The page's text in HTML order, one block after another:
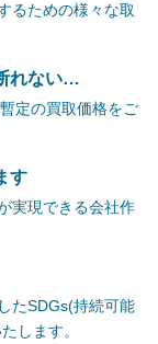
るための様々な取
れない…
定の買取価格をご
す
実現できる会社作
たSDGs(持続可能
します。